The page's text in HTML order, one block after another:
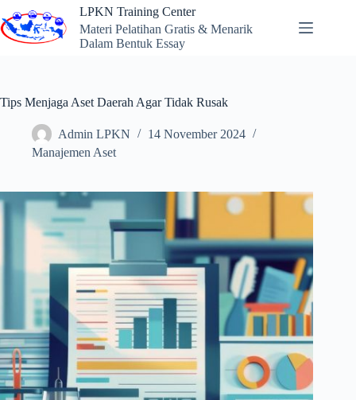
to
content
LPKN Training Center
Materi Pelatihan Gratis & Menarik
Dalam Bentuk Essay
Tips Menjaga Aset Daerah Agar Tidak Rusak
Admin LPKN
14 November 2024
Manajemen Aset